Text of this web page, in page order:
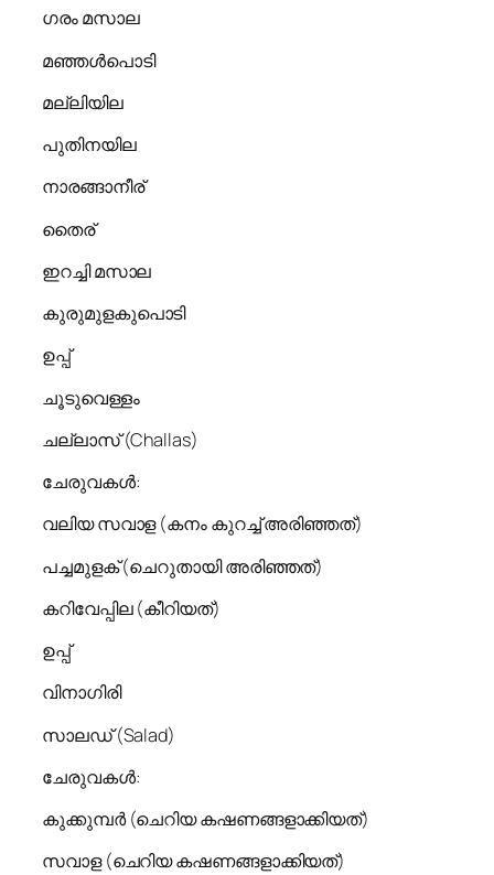
ഗരം മസാല
മഞ്ഞൾപൊടി
മല്ലിയില
പുതിനയില
നാരങ്ങാനീര്
തൈര്
ഇറച്ചി മസാല
കുരുമുളകുപൊടി
ഉപ്പ്
ചൂടുവെള്ളം
ചല്ലാസ് (Challas)
ചേരുവകൾ:
വലിയ സവാള (കനം കുറച്ച് അരിഞ്ഞത്)
പച്ചമുളക് (ചെറുതായി അരിഞ്ഞത്)
കറിവേപ്പില (കീറിയത്)
ഉപ്പ്
വിനാഗിരി
സാലഡ് (Salad)
ചേരുവകൾ:
കുക്കുമ്പർ (ചെറിയ കഷണങ്ങളാക്കിയത്)
സവാള (ചെറിയ കഷണങ്ങളാക്കിയത്)